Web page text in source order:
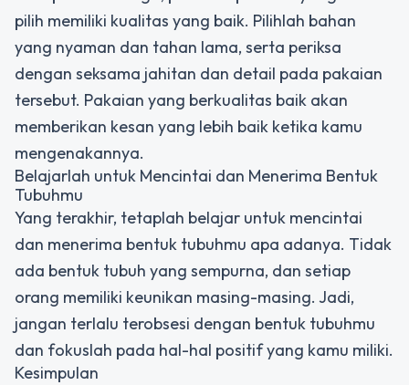
pilih memiliki kualitas yang baik. Pilihlah bahan
yang nyaman dan tahan lama, serta periksa
dengan seksama jahitan dan detail pada pakaian
tersebut. Pakaian yang berkualitas baik akan
memberikan kesan yang lebih baik ketika kamu
mengenakannya.
Belajarlah untuk Mencintai dan Menerima Bentuk
Tubuhmu
Yang terakhir, tetaplah belajar untuk mencintai
dan menerima bentuk tubuhmu apa adanya. Tidak
ada bentuk tubuh yang sempurna, dan setiap
orang memiliki keunikan masing-masing. Jadi,
jangan terlalu terobsesi dengan bentuk tubuhmu
dan fokuslah pada hal-hal positif yang kamu miliki.
Kesimpulan